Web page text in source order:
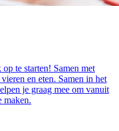
te starten! Samen met
en eten. Samen in het
je graag mee om vanuit
maken.